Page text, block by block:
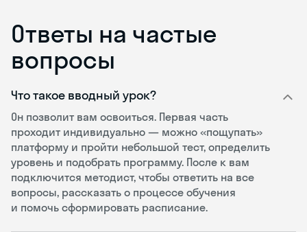
Ответы на частые
вопросы
Что такое вводный урок?
Он позволит вам освоиться. Первая часть
проходит индивидуально — можно «пощупать»
платформу и пройти небольшой тест, определить
уровень и подобрать программу. После к вам
подключится методист, чтобы ответить на все
вопросы, рассказать о процессе обучения
и помочь сформировать расписание.